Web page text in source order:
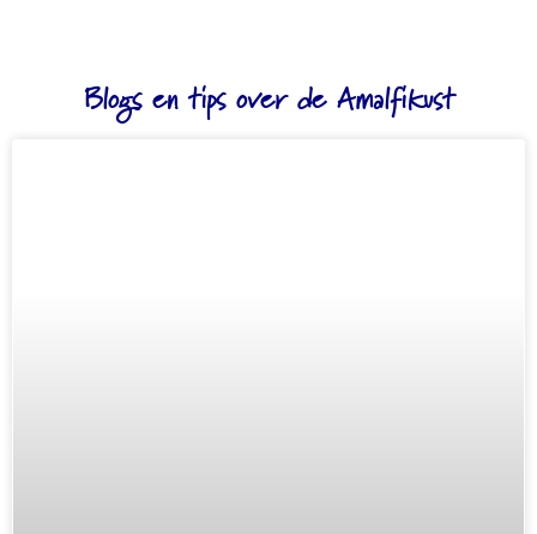
Blogs en tips over de Amalfikust